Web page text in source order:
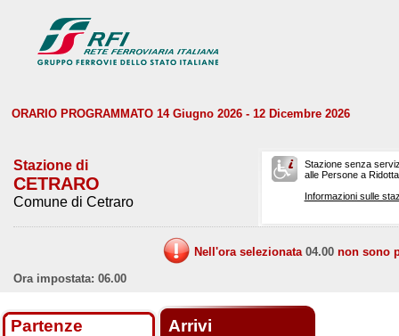
ORARIO PROGRAMMATO 14 Giugno 2026 - 12 Dicembre 2026
Stazione di
CETRARO
Comune di Cetraro
Stazione senza
alle Persone a
Informazioni sulle
Nell'ora selezionata 04.00 non sono
Ora impostata: 06.00
Partenze Arrivi